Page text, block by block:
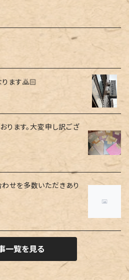
ます🙇🏻
ります。大変申し訳ござ
せを多数いただきあり
一覧を見る